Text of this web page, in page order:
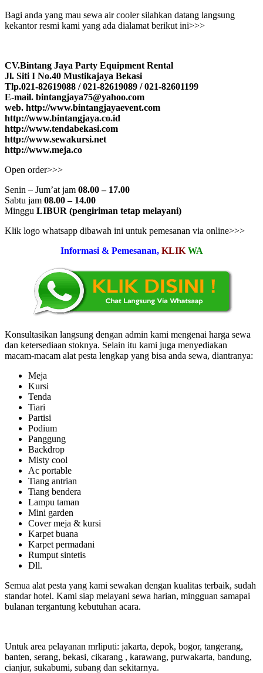
Bagi anda yang mau sewa air cooler silahkan datang langsung
kekantor resmi kami yang ada dialamat berikut ini>>>
CV.Bintang Jaya Party Equipment Rental
Jl. Siti I No.40 Mustikajaya Bekasi
Tlp.021-82619088 / 021-82619089 / 021-82601199
E-mail. bintangjaya75@yahoo.com
web. http://www.bintangjayaevent.com
http://www.bintangjaya.co.id
http://www.tendabekasi.com
http://www.sewakursi.net
http://www.meja.co
Open order>>>
Senin – Jum’at jam 08.00 – 17.00
Sabtu jam 08.00 – 14.00
Minggu LIBUR (pengiriman tetap melayani)
Klik logo whatsapp dibawah ini untuk pemesanan via online>>>
Informasi & Pemesanan, KLIK WA
Konsultasikan langsung dengan admin kami mengenai harga sewa
dan ketersediaan stoknya. Selain itu kami juga menyediakan
macam-macam alat pesta lengkap yang bisa anda sewa, diantranya:
Meja
Kursi
Tenda
Tiari
Partisi
Podium
Panggung
Backdrop
Misty cool
Ac portable
Tiang antrian
Tiang bendera
Lampu taman
Mini garden
Cover meja & kursi
Karpet buana
Karpet permadani
Rumput sintetis
Dll.
Semua alat pesta yang kami sewakan dengan kualitas terbaik, sudah
standar hotel. Kami siap melayani sewa harian, mingguan samapai
bulanan tergantung kebutuhan acara.
Untuk area pelayanan mrliputi: jakarta, depok, bogor, tangerang,
banten, serang, bekasi, cikarang , karawang, purwakarta, bandung,
cianjur, sukabumi, subang dan sekitarnya.